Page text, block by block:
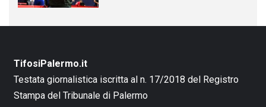
TifosiPalermo.it
Testata giornalistica iscritta al n. 17/2018 del Registro
Stampa del Tribunale di Palermo